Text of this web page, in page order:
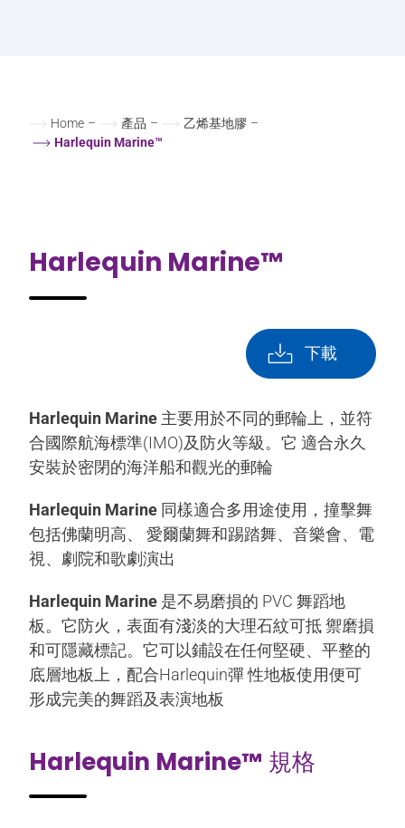
Home – 產品 – 乙烯基地膠 –
Harlequin Marine™
Harlequin Marine™
下載
Harlequin Marine 主要用於不同的郵輪上，並符
合國際航海標準(IMO)及防火等級。它 適合永久
安裝於密閉的海洋船和觀光的郵輪
Harlequin Marine 同樣適合多用途使用，撞擊舞
包括佛蘭明高、 愛爾蘭舞和踢踏舞、音樂會、電
視、劇院和歌劇演出
Harlequin Marine 是不易磨損的 PVC 舞蹈地
板。它防火，表面有淺淡的大理石紋可抵 禦磨損
和可隱藏標記。它可以鋪設在任何堅硬、平整的
底層地板上，配合Harlequin彈 性地板使用便可
形成完美的舞蹈及表演地板
Harlequin Marine™ 規格